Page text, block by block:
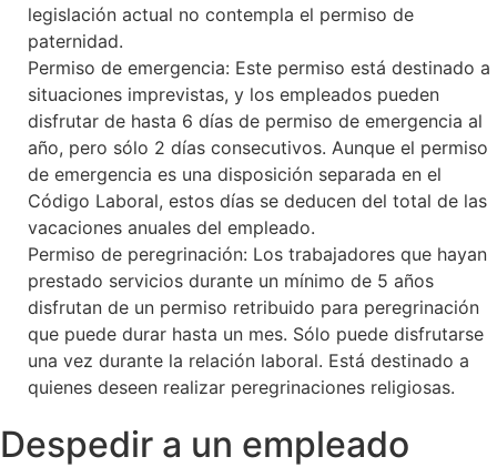
legislación actual no contempla el permiso de
paternidad.
Permiso de emergencia: Este permiso está destinado a
situaciones imprevistas, y los empleados pueden
disfrutar de hasta 6 días de permiso de emergencia al
año, pero sólo 2 días consecutivos. Aunque el permiso
de emergencia es una disposición separada en el
Código Laboral, estos días se deducen del total de las
vacaciones anuales del empleado.
Permiso de peregrinación: Los trabajadores que hayan
prestado servicios durante un mínimo de 5 años
disfrutan de un permiso retribuido para peregrinación
que puede durar hasta un mes. Sólo puede disfrutarse
una vez durante la relación laboral. Está destinado a
quienes deseen realizar peregrinaciones religiosas.
Despedir a un empleado